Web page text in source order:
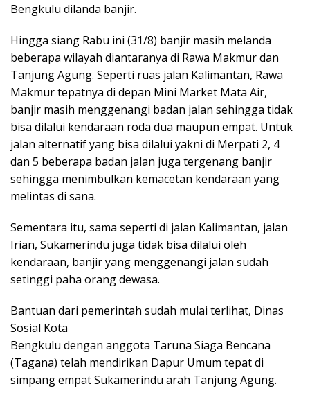
Bengkulu dilanda banjir.
Hingga siang Rabu ini (31/8) banjir masih melanda
beberapa wilayah diantaranya di Rawa Makmur dan
Tanjung Agung. Seperti ruas jalan Kalimantan, Rawa
Makmur tepatnya di depan Mini Market Mata Air,
banjir masih menggenangi badan jalan sehingga tidak
bisa dilalui kendaraan roda dua maupun empat. Untuk
jalan alternatif yang bisa dilalui yakni di Merpati 2, 4
dan 5 beberapa badan jalan juga tergenang banjir
sehingga menimbulkan kemacetan kendaraan yang
melintas di sana.
Sementara itu, sama seperti di jalan Kalimantan, jalan
Irian, Sukamerindu juga tidak bisa dilalui oleh
kendaraan, banjir yang menggenangi jalan sudah
setinggi paha orang dewasa.
Bantuan dari pemerintah sudah mulai terlihat, Dinas
Sosial Kota
Bengkulu dengan anggota Taruna Siaga Bencana
(Tagana) telah mendirikan Dapur Umum tepat di
simpang empat Sukamerindu arah Tanjung Agung.